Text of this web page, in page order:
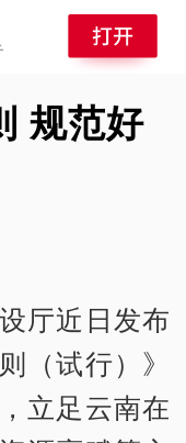
规范好
厅近日发布
（试行）》
立足云南在